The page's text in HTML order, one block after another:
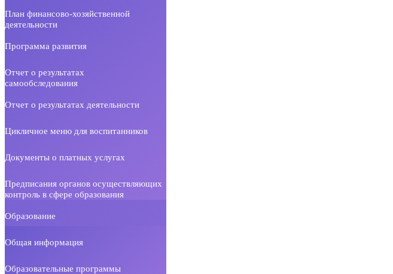
План финансово-хозяйственной
деятельности
Программа развития
Отчет о результатах
самообследования
Отчет о результатах деятельности
Цикличное меню для воспитанников
Документы о платных услугах
Предписания органов осуществляющих
контроль в сфере образования
Образование
Общая информация
Образовательные программы